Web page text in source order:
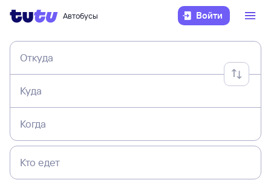
Автобусы Войти
Откуда
Куда
Когда
Кто едет